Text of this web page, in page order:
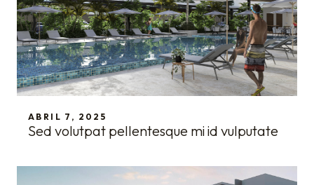
ABRIL 7, 2025
Sed volutpat pellentesque mi id vulputate